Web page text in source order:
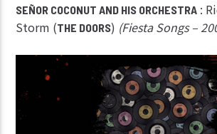
SEÑOR COCONUT AND HIS ORCHESTRA :
Storm (THE DOORS) (Fiesta Songs –